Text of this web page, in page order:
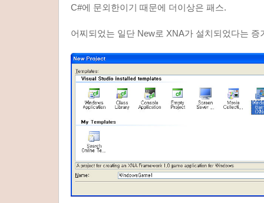
C#에 문외한이기 때문에 더이상은 패스.
어찌되었는 일단 New로 XNA가 설치되었다는 증